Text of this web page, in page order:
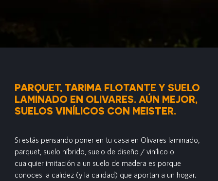
PARQUET, TARIMA FLOTANTE Y SUELO
LAMINADO EN OLIVARES. AÚN MEJOR,
SUELOS VINÍLICOS CON MEISTER.
Si estás pensando poner en tu casa en Olivares laminado,
parquet, suelo híbrido, suelo de diseño / vinílico o
cualquier imitación a un suelo de madera es porque
conoces la calidez (y la calidad) que aportan a un hogar.